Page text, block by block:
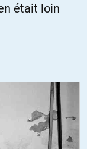
était loin